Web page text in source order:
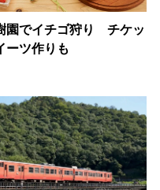
園でイチゴ狩り チケッ
ーツ作りも